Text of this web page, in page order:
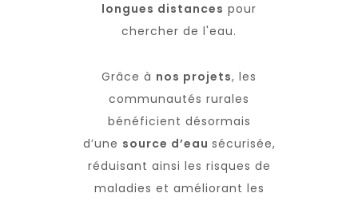
longues distances pour
chercher de l'eau.
Grâce à nos projets, les
communautés rurales
bénéficient désormais
d’une source d’eau sécurisée,
réduisant ainsi les risques de
maladies et améliorant les